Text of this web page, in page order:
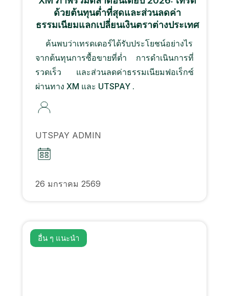
ด้วยต้นทุนต่ำที่สุดและส่วนลดค่า
ธรรมเนียมแลกเปลี่ยนเงินตราต่างประเทศ
ค้นพบว่าเทรดเดอร์ได้รับประโยชน์อย่างไร
จากต้นทุนการซื้อขายที่ต่ำ การดำเนินการที่
รวดเร็ว และส่วนลดค่าธรรมเนียมฟอเร็กซ์
ผ่านทาง XM และ UTSPAY .
UTSPAY ADMIN
26 มกราคม 2569
อื่น ๆ แนะนํา